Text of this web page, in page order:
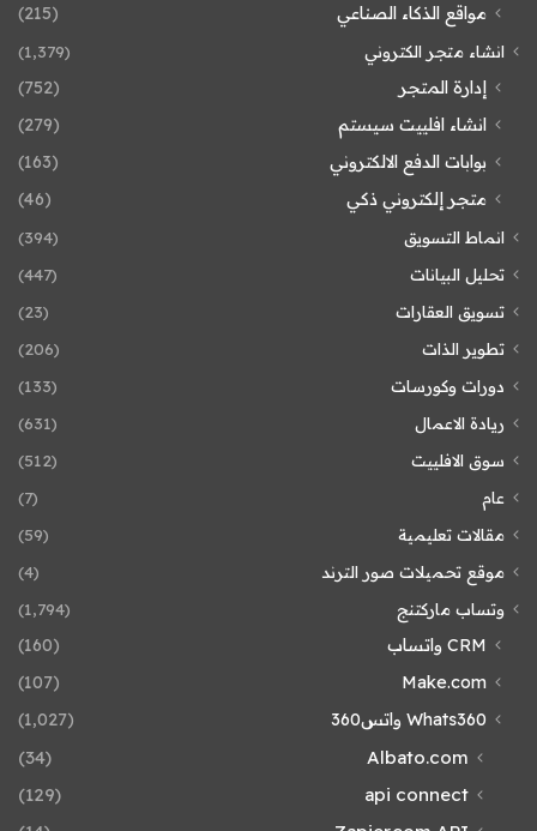
مواقع الذكاء الصناعي (215)
انشاء متجر الكتروني (1٬379)
إدارة المتجر
(752)
انشاء افلييت سيستم
(279)
بوابات الدفع الالكتروني
(163)
متجر إلكتروني ذكي
(46)
انماط التسويق
(394)
تحليل البيانات
(447)
تسويق العقارات
(23)
تطوير الذات
(206)
دورات وكورسات
(133)
ريادة الاعمال
(631)
سوق الافلييت
(512)
عام
(7)
مقالات تعليمية
(59)
موقع تحميلات صور الترند
(4)
وتساب ماركتنج
(1٬794)
CRM واتساب
(160)
Make.com
(107)
Whats360 واتس360
(1٬027)
Albato.com
(34)
api connect
(129)